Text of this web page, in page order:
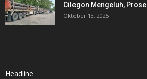
Cilegon Mengeluh,
Oktober 13, 2025
Headline